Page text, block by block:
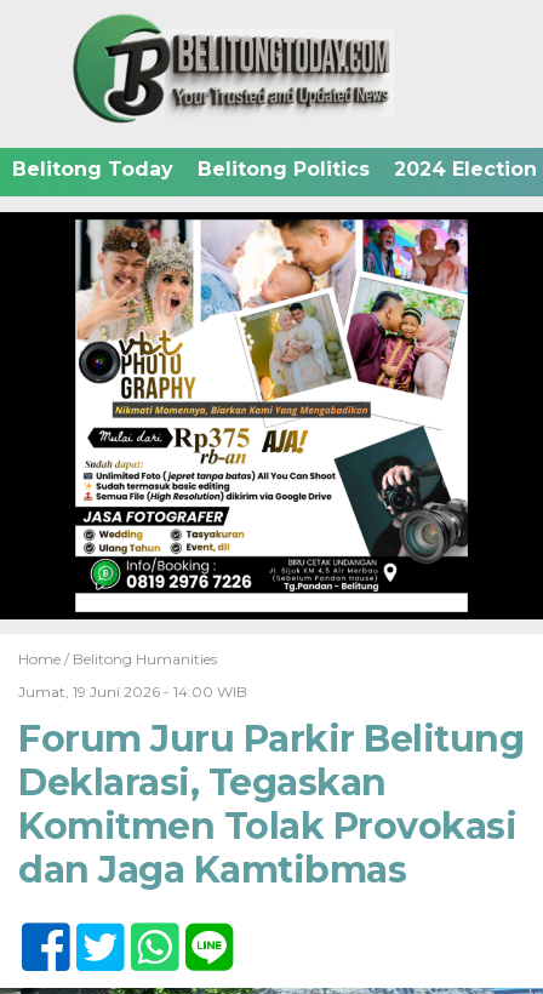
Belitong Today Belitong Politics 2024 Election
Home / Belitong Humanities
Jumat, 19 Juni 2026 - 14:00 WIB
Forum Juru Parkir Belitung
Deklarasi, Tegaskan
Komitmen Tolak Provokasi
dan Jaga Kamtibmas